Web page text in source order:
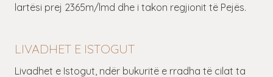
lartësi prej 2365m/lmd dhe i takon regjionit të Pejës.
LIVADHET E ISTOGUT
Livadhet e Istogut, ndër bukuritë e rradha të cilat ta